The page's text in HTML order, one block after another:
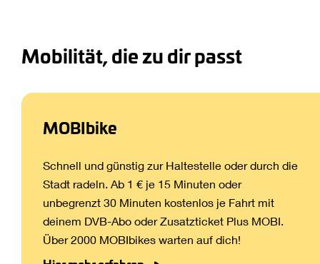
Mobilität, die zu dir passt
MOBIbike
Schnell und günstig zur Haltestelle oder durch die
Stadt radeln. Ab 1 € je 15 Minuten oder
unbegrenzt 30 Minuten kostenlos je Fahrt mit
deinem DVB-Abo oder Zusatzticket Plus MOBI.
Über 2000 MOBIbikes warten auf dich!